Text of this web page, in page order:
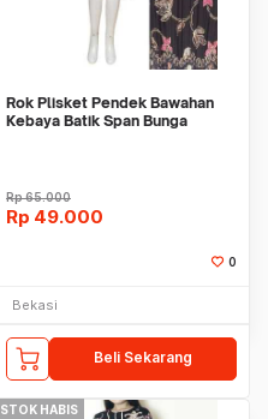
Rok Plisket Pendek Bawahan
Kebaya Batik Span Bunga
Rp65.000
Rp 49.000
0
Bekasi
Beli Sekarang
STOK HABIS